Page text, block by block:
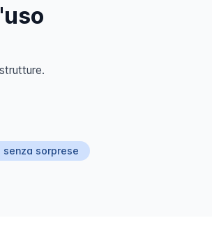
sorprese